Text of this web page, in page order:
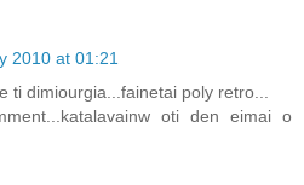
2010 at 01:21
ti dimiourgia...fainetai poly retro...
oti den eimai o